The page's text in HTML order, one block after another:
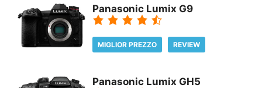
Panasonic Lumix G9
MIGLIOR PREZZO REVIEW
Panasonic Lumix GH5